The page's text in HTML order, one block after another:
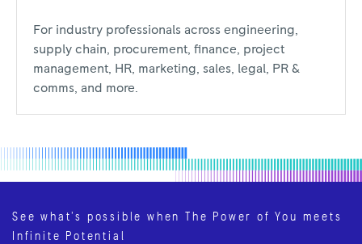
For industry professionals across engineering,
supply chain, procurement, finance, project
management, HR, marketing, sales, legal, PR &
comms, and more.
See what’s possible when The Power of You meets
Infinite Potential